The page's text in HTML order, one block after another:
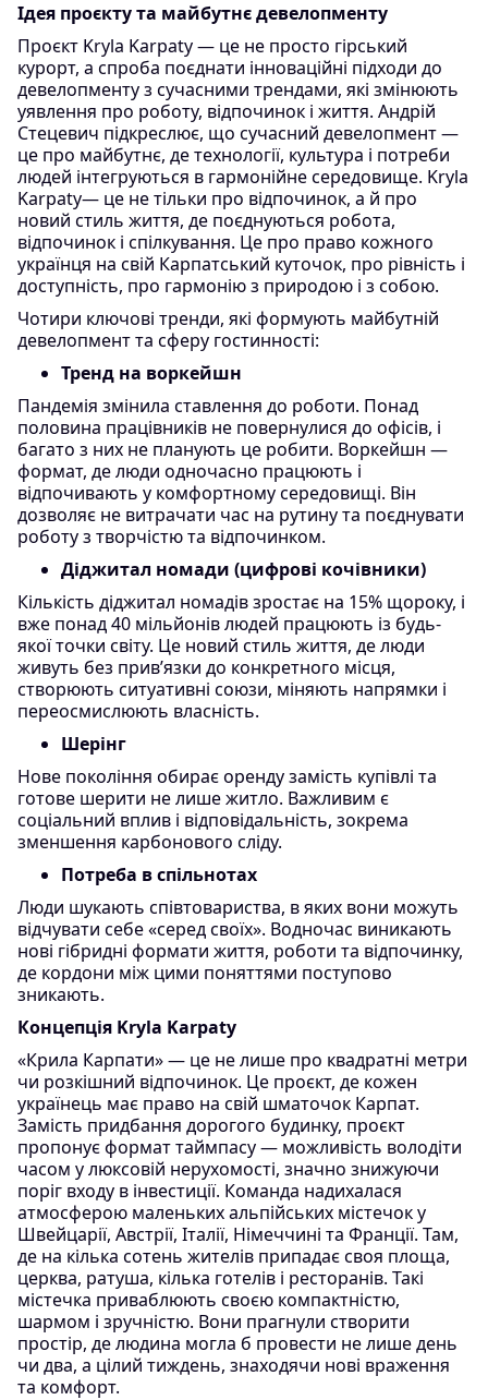
Ідея проєкту та майбутнє девелопменту
Проєкт Kryla Karpaty — це не просто гірський
курорт, а спроба поєднати інноваційні підходи до
девелопменту з сучасними трендами, які змінюють
уявлення про роботу, відпочинок і життя. Андрій
Стецевич підкреслює, що сучасний девелопмент —
це про майбутнє, де технології, культура і потреби
людей інтегруються в гармонійне середовище. Kryla
Karpaty— це не тільки про відпочинок, а й про
новий стиль життя, де поєднуються робота,
відпочинок і спілкування. Це про право кожного
українця на свій Карпатський куточок, про рівність і
доступність, про гармонію з природою і з собою.
Чотири ключові тренди, які формують майбутній
девелопмент та сферу гостинності:
Тренд на воркейшн
Пандемія змінила ставлення до роботи. Понад
половина працівників не повернулися до офісів, і
багато з них не планують це робити. Воркейшн —
формат, де люди одночасно працюють і
відпочивають у комфортному середовищі. Він
дозволяє не витрачати час на рутину та поєднувати
роботу з творчістю та відпочинком.
Діджитал номади (цифрові кочівники)
Кількість діджитал номадів зростає на 15% щороку, і
вже понад 40 мільйонів людей працюють із будь-
якої точки світу. Це новий стиль життя, де люди
живуть без прив’язки до конкретного місця,
створюють ситуативні союзи, міняють напрямки і
переосмислюють власність.
Шерінг
Нове покоління обирає оренду замість купівлі та
готове шерити не лише житло. Важливим є
соціальний вплив і відповідальність, зокрема
зменшення карбонового сліду.
Потреба в спільнотах
Люди шукають співтовариства, в яких вони можуть
відчувати себе «серед своїх». Водночас виникають
нові гібридні формати життя, роботи та відпочинку,
де кордони між цими поняттями поступово
зникають.
Концепція Kryla Karpaty
«Крила Карпати» — це не лише про квадратні метри
чи розкішний відпочинок. Це проєкт, де кожен
українець має право на свій шматочок Карпат.
Замість придбання дорогого будинку, проєкт
пропонує формат таймпасу — можливість володіти
часом у люксовій нерухомості, значно знижуючи
поріг входу в інвестиції. Команда надихалася
атмосферою маленьких альпійських містечок у
Швейцарії, Австрії, Італії, Німеччині та Франції. Там,
де на кілька сотень жителів припадає своя площа,
церква, ратуша, кілька готелів і ресторанів. Такі
містечка приваблюють своєю компактністю,
шармом і зручністю. Вони прагнули створити
простір, де людина могла б провести не лише день
чи два, а цілий тиждень, знаходячи нові враження
та комфорт.